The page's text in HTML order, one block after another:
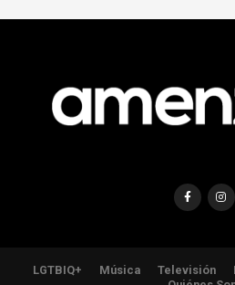
LGTBIQ+ Música Televisión